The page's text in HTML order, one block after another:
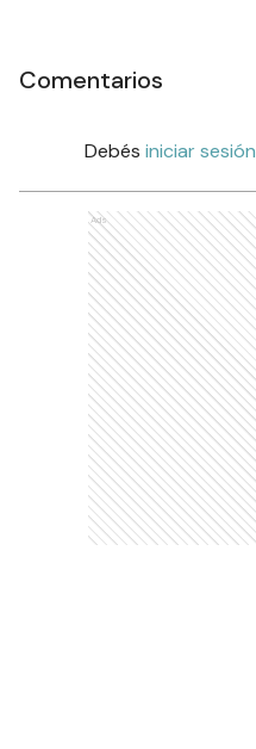
Comentarios
Debés iniciar sesión
Ads